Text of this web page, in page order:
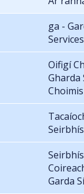
ga -
Oifigí
Gharda
Garda